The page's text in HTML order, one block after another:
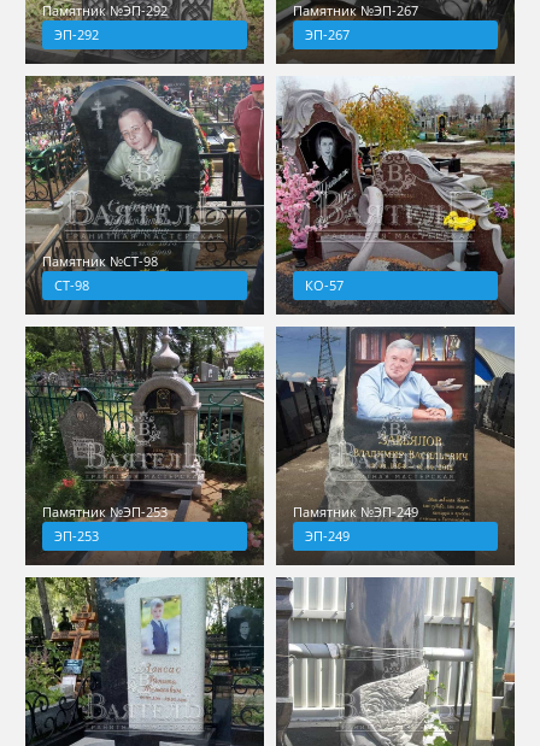
Памятник №ЭП-292
ЭП-292
Памятник №ЭП-267
ЭП-267
Памятник №СТ-98
СТ-98
КО-57
Памятник №ЭП-253
ЭП-253
Памятник №ЭП-249
ЭП-249